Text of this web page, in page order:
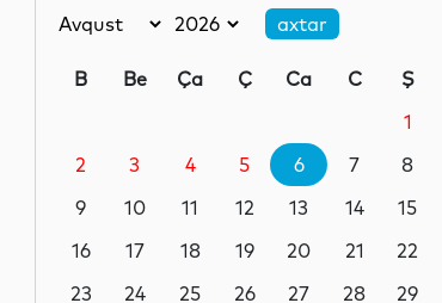
Dünya
təkzib edib
05 Avqust 21:57
İqtisadiyyat
Qızılın qiyməti 4200 dolları
05 Avqust 21:37
B Be Ça Ç Ca C
Ş
1
2
3 4 5 6 7
8
9
10 11 12 13 14
15
16
17 18 19 20 21
22
23
24 25 26 27 28
29